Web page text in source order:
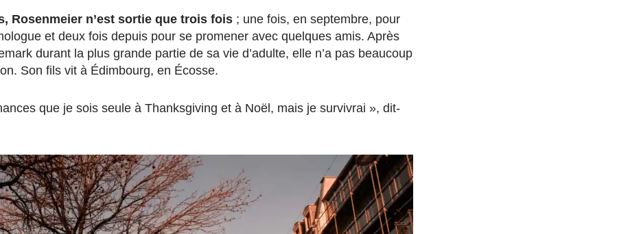
Rosenmeier n’est sortie que trois fois ; une fois, en septembre, pour
et deux fois depuis pour se promener avec quelques amis. Après
durant la plus grande partie de sa vie d’adulte, elle n’a pas beaucoup
Son fils vit à Édimbourg, en Écosse.
que je sois seule à Thanksgiving et à Noël, mais je survivrai », dit-